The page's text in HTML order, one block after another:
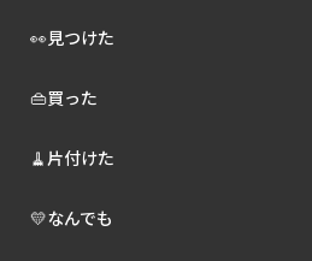
👀見つけた
👜買った
🧹片付けた
💛なんでも